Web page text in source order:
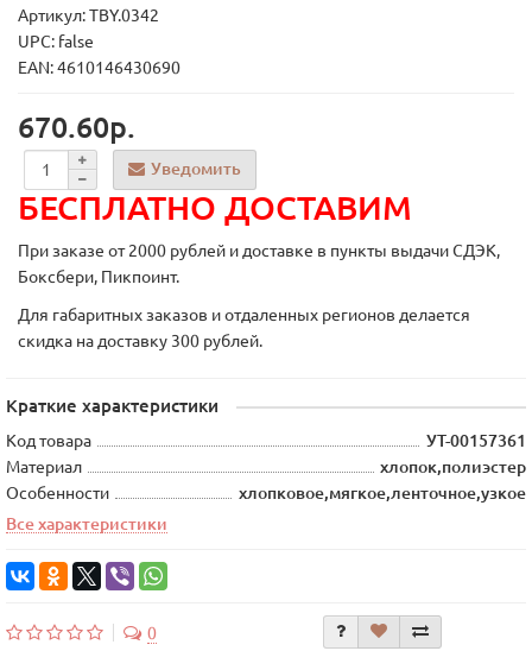
Артикул: TBY.0342
UPC: false
EAN: 4610146430690
670.60р.
Уведомить
БЕСПЛАТНО ДОСТАВИМ
При заказе от 2000 рублей и доставке в пункты выдачи СДЭК,
Боксбери, Пикпоинт.
Для габаритных заказов и отдаленных регионов делается
скидка на доставку 300 рублей.
Краткие характеристики
Код товара
УТ-00157361
Материал
хлопок,полиэстер
Особенности
хлопковое,мягкое,ленточное,узкое
Все характеристики
0